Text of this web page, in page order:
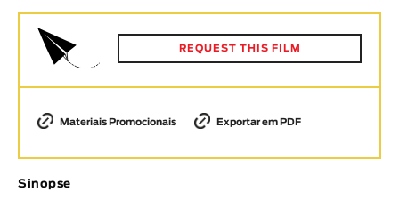
Animar
DURAÇÃO
< / >
GÉNERO
Ficção
REQUEST THIS FILM
Materiais Promocionais Exportar em PDF
Sinopse